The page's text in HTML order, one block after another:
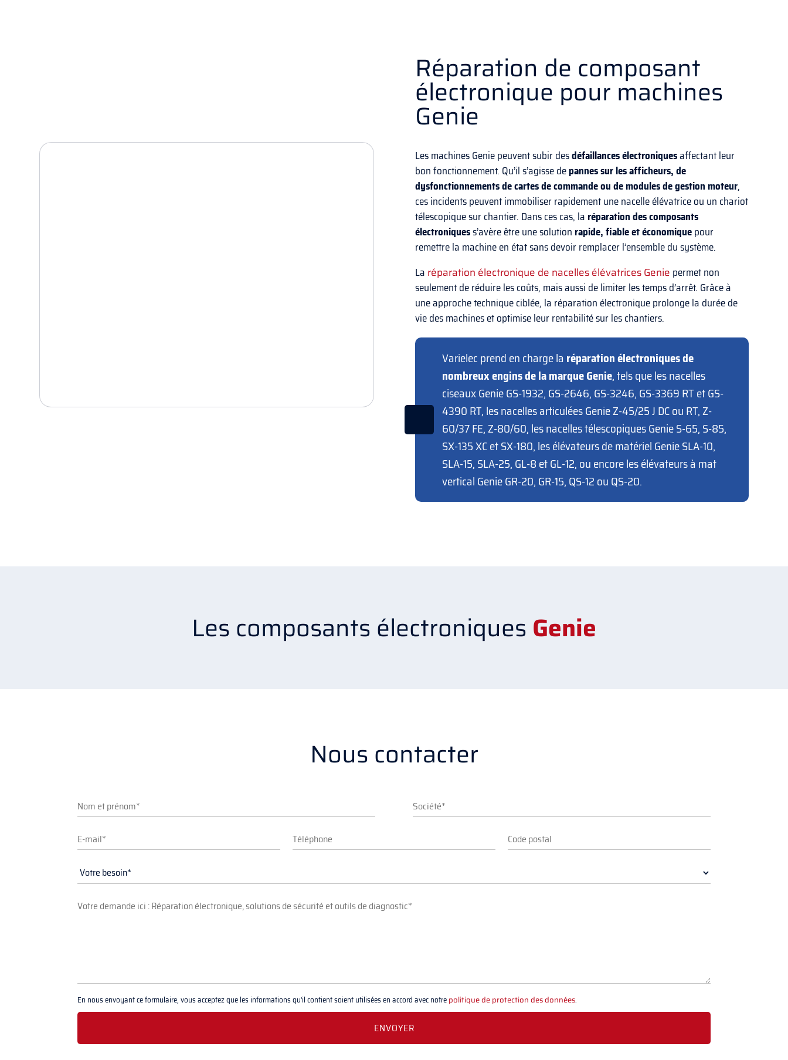
Réparation de composant
électronique pour machines
Genie
Les machines Genie peuvent subir desdéfaillances électroniquesaffectant leur
bon fonctionnement. Qu’il s’agisse depannes sur les afficheurs, de
dysfonctionnements de cartes de commande ou de modules de gestion moteur,
ces incidents peuvent immobiliser rapidement une nacelle élévatrice ou un chariot
télescopique sur chantier. Dans ces cas, la réparation des composants
électroniquess’avère être une solution rapide, fiable et économiquepour
remettre la machine en état sans devoir remplacer l’ensemble du système.
La réparation électronique de nacelles élévatrices Genie permet non
seulement de réduire les coûts, mais aussi de limiter les temps d’arrêt. Grâce à
une approche technique ciblée, la réparation électronique prolonge la durée de
vie des machines et optimise leur rentabilité sur les chantiers.
Varielec prend en charge la réparation électroniques de
nombreux engins de la marque Genie, tels que les nacelles
ciseaux Genie GS-1932, GS-2646, GS-3246, GS-3369 RT et GS-
4390 RT, les nacelles articulées Genie Z-45/25 J DC ou RT, Z-
60/37 FE, Z-80/60, les nacelles télescopiques Genie S-65, S-85,
SX-135 XC et SX-180, les élévateurs de matériel Genie SLA-10,
SLA-15, SLA-25, GL-8 et GL-12, ou encore les élévateurs à mat
vertical Genie GR-20, GR-15, QS-12 ou QS-20.
Les composants électroniques Genie
Nous contacter
En nous envoyant ce formulaire, vous acceptez que les informations qu'il contient soient utilisées en accord avec notrepolitique de protection des données.